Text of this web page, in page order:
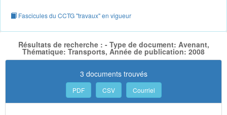
Fascicules du CCTG "travaux" en vigueur
Résultats de recherche : - Type de document: Avenant,
Thématique: Transports, Année de publication: 2008
3 documents trouvés
PDF CSV Courriel